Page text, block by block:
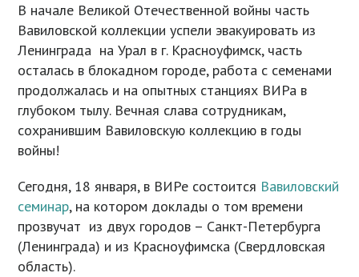
В начале Великой Отечественной войны часть
Вавиловской коллекции успели эвакуировать из
Ленинграда на Урал в г. Красноуфимск, часть
осталась в блокадном городе, работа с семенами
продолжалась и на опытных станциях ВИРа в
глубоком тылу. Вечная слава сотрудникам,
сохранившим Вавиловскую коллекцию в годы
войны!
Сегодня, 18 января, в ВИРе состоится Вавиловский
семинар, на котором доклады о том времени
прозвучат из двух городов – Санкт-Петербурга
(Ленинграда) и из Красноуфимска (Свердловская
область).